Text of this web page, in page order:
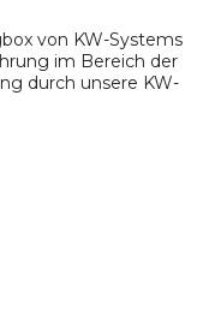
von KW-Systems
im Bereich der
durch unsere KW-